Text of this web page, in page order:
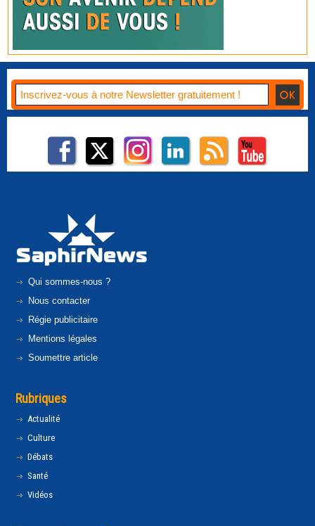
Qui sommes-nous ?
Nous contacter
Régie publicitaire
Mentions légales
Soumettre article
Rubriques
Actualité
Culture
Débats
Santé
Vidéos